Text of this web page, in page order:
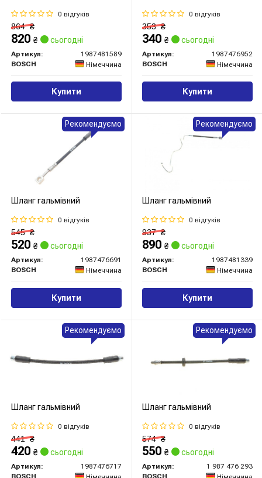
0 відгуків
864₴
820 ₴ сьогодні
Артикул:
1987481589
BOSCH
Німеччина
Купити
0 відгуків
353₴
340 ₴ сьогодні
Артикул:
1987476952
BOSCH
Німеччина
Купити
Шланг гальмівний
0 відгуків
545₴
520 ₴ сьогодні
Артикул:
1987476691
BOSCH
Німеччина
Купити
Рекомендуємо
Шланг гальмівний
0 відгуків
937₴
890 ₴ сьогодні
Артикул:
1987481339
BOSCH
Німеччина
Купити
Рекомендуємо
Шланг гальмівний
0 відгуків
441₴
420 ₴ сьогодні
Артикул:
1987476717
BOSCH
Рекомендуємо
Шланг гальмівний
0 відгуків
574₴
550 ₴ сьогодні
Артикул:
1 987 476 293
BOSCH
Рекомендуємо